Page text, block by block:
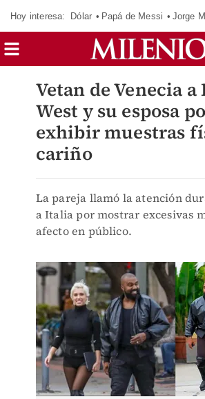
Hoy interesa: Dólar Papá de Messi Jorge
Vetan de Venecia a
West y su esposa
exhibir muestras
cariño
La pareja llamó la atención
a Italia por mostrar excesivas
afecto en público.